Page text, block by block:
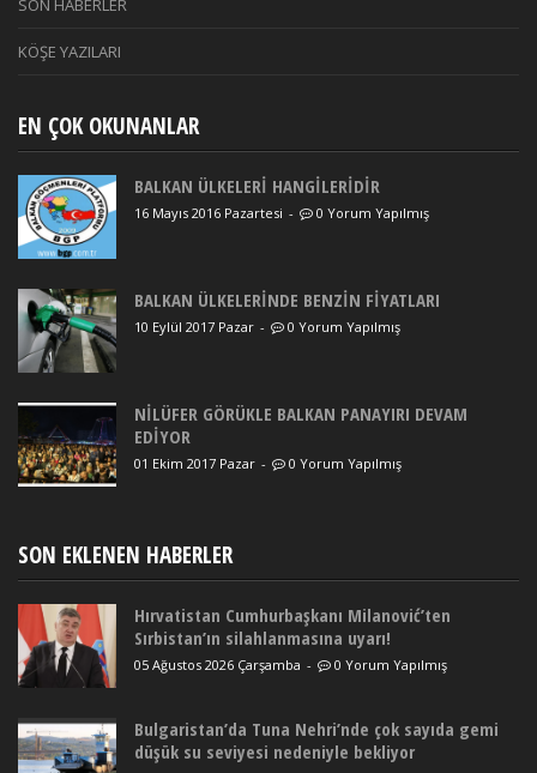
SON HABERLER
KÖŞE YAZILARI
EN ÇOK OKUNANLAR
BALKAN ÜLKELERİ HANGİLERİDİR
16 Mayıs 2016 Pazartesi - 0 Yorum Yapılmış
BALKAN ÜLKELERİNDE BENZİN FİYATLARI
10 Eylül 2017 Pazar - 0 Yorum Yapılmış
NİLÜFER GÖRÜKLE BALKAN PANAYIRI DEVAM
EDİYOR
01 Ekim 2017 Pazar - 0 Yorum Yapılmış
SON EKLENEN HABERLER
Hırvatistan Cumhurbaşkanı Milanović’ten
Sırbistan’ın silahlanmasına uyarı!
05 Ağustos 2026 Çarşamba - 0 Yorum Yapılmış
Bulgaristan’da Tuna Nehri’nde çok sayıda gemi
düşük su seviyesi nedeniyle bekliyor